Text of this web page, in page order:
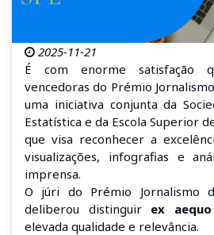
2025-11-21
É com enorme satisfação
vencedoras do Prémio
uma iniciativa conjunta da
Estatística e da Escola Superior
que visa reconhecer a
visualizações, infografias e
imprensa.
O júri do Prémio Jornalismo
deliberou distinguir ex aequo
elevada qualidade e relevância.